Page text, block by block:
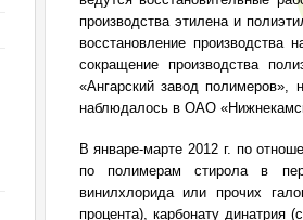
производства этилена и
восстановление
сокращение производства
«Ангарский завод полимеров»,
наблюдалось в ОАО
В январе-марте 2012 г. по
по полимерам стирола в
винилхлорида или прочих
процента), карбонату динатрия